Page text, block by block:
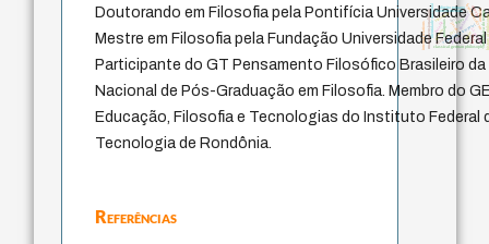
Doutorando em Filosofia pela Pontifícia Universidade
Mestre em Filosofia pela Fundação Universidade
Participante do GT Pensamento Filosófico Brasileiro
Nacional de Pós-Graduação em Filosofia. Membro do
Educação, Filosofia e Tecnologias do Instituto Federal
Tecnologia de Rondônia.
Referências
fundamentalismo
jacobi
protágoras
experiência temporalmetafísica do tempo
género idade
intolerância history of philosophy
classical german philosophy
identidade nacionalhomem-medida
j.c.m. neto
perdón leyes
violencia guayaquil
logos
direito romano
lei
multidimensionalidade desejo
bataille
internal relations mind
animais